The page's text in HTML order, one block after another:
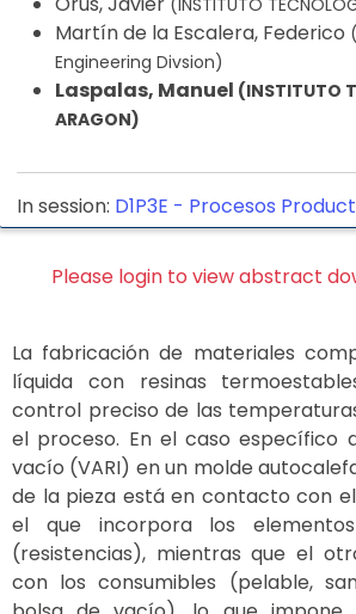
(INSTITUTO
Martín de la Escalera, Federico
Engineering Divsion)
Laspalas, Manuel (INSTITUTO
ARAGON)
In session: D1P3E - Procesos
Please login to view abstract
La fabricación de materiales
líquida con resinas
control preciso de las
el proceso. En el caso específico
vacío (VARI) en un molde
de la pieza está en contacto con
el que incorpora los
(resistencias), mientras que el
con los consumibles (pelable,